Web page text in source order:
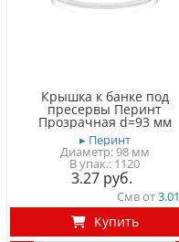
Крышка к банке под
пресервы Перинт
Прозрачная d=93 мм
▸ Перинт
Диаметр: 98 мм
1120
3.27
Смв от3.01
Купить